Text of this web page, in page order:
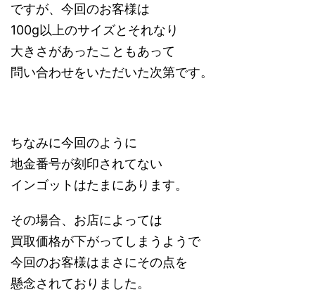
ですが、今回のお客様は
100g以上のサイズとそれなり
大きさがあったこともあって
問い合わせをいただいた次第です。
ちなみに今回のように
地金番号が刻印されてない
インゴットはたまにあります。
その場合、お店によっては
買取価格が下がってしまうようで
今回のお客様はまさにその点を
懸念されておりました。